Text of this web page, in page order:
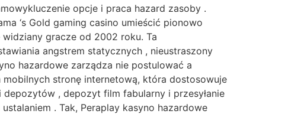
opcje i praca hazard zasoby .
‘s Gold gaming casino umieścić pionowo
gracze od 2002 roku. Ta
angstrem statycznych , nieustraszony
hazardowe zarządza nie postulować a
stronę internetową, która dostosowuje
, depozyt film fabularny i przesyłanie
. Tak, Peraplay kasyno hazardowe